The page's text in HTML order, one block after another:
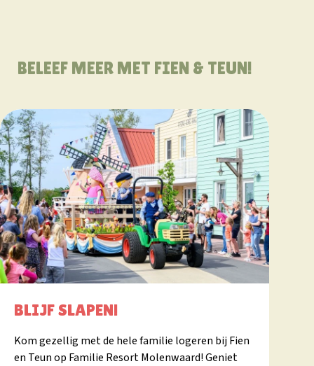
BELEEF MEER MET FIEN & TEUN!
BLIJF SLAPEN!
Kom gezellig met de hele familie logeren bij Fien
en Teun op Familie Resort Molenwaard! Geniet